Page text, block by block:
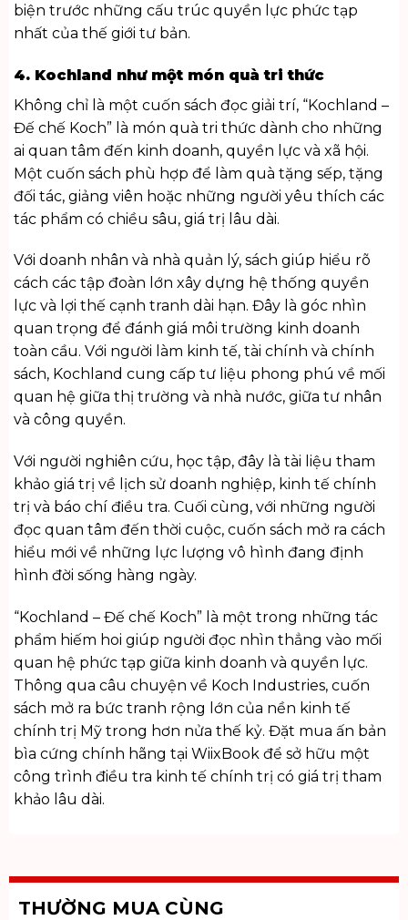
biện trước những cấu trúc quyền lực phức tạp
nhất của thế giới tư bản.
4. Kochland như một món quà tri thức
Không chỉ là một cuốn sách đọc giải trí, “Kochland –
Đế chế Koch” là món quà tri thức dành cho những
ai quan tâm đến kinh doanh, quyền lực và xã hội.
Một cuốn sách phù hợp để làm quà tặng sếp, tặng
đối tác, giảng viên hoặc những người yêu thích các
tác phẩm có chiều sâu, giá trị lâu dài.
Với doanh nhân và nhà quản lý, sách giúp hiểu rõ
cách các tập đoàn lớn xây dựng hệ thống quyền
lực và lợi thế cạnh tranh dài hạn. Đây là góc nhìn
quan trọng để đánh giá môi trường kinh doanh
toàn cầu. Với người làm kinh tế, tài chính và chính
sách, Kochland cung cấp tư liệu phong phú về mối
quan hệ giữa thị trường và nhà nước, giữa tư nhân
và công quyền.
Với người nghiên cứu, học tập, đây là tài liệu tham
khảo giá trị về lịch sử doanh nghiệp, kinh tế chính
trị và báo chí điều tra. Cuối cùng, với những người
đọc quan tâm đến thời cuộc, cuốn sách mở ra cách
hiểu mới về những lực lượng vô hình đang định
hình đời sống hàng ngày.
“Kochland – Đế chế Koch” là một trong những tác
phẩm hiếm hoi giúp người đọc nhìn thẳng vào mối
quan hệ phức tạp giữa kinh doanh và quyền lực.
Thông qua câu chuyện về Koch Industries, cuốn
sách mở ra bức tranh rộng lớn của nền kinh tế
chính trị Mỹ trong hơn nửa thế kỷ. Đặt mua ấn bản
bìa cứng chính hãng tại WiixBook để sở hữu một
công trình điều tra kinh tế chính trị có giá trị tham
khảo lâu dài.
THƯỜNG MUA CÙNG